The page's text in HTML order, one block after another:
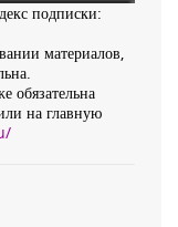
подписки:
материалов,
обязательна
на главную